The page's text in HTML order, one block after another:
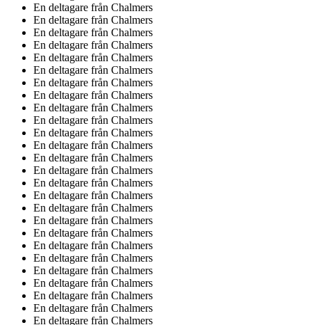
En deltagare från Chalmers
En deltagare från Chalmers
En deltagare från Chalmers
En deltagare från Chalmers
En deltagare från Chalmers
En deltagare från Chalmers
En deltagare från Chalmers
En deltagare från Chalmers
En deltagare från Chalmers
En deltagare från Chalmers
En deltagare från Chalmers
En deltagare från Chalmers
En deltagare från Chalmers
En deltagare från Chalmers
En deltagare från Chalmers
En deltagare från Chalmers
En deltagare från Chalmers
En deltagare från Chalmers
En deltagare från Chalmers
En deltagare från Chalmers
En deltagare från Chalmers
En deltagare från Chalmers
En deltagare från Chalmers
En deltagare från Chalmers
En deltagare från Chalmers
En deltagare från Chalmers